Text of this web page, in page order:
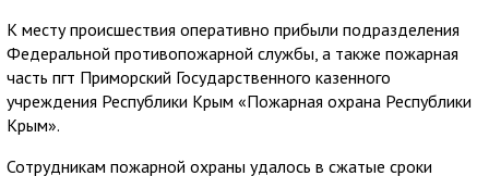
К месту происшествия оперативно прибыли подразделения
Федеральной противопожарной службы, а также пожарная
часть пгт Приморский Государственного казенного
учреждения Республики Крым «Пожарная охрана Республики
Крым».
Сотрудникам пожарной охраны удалось в сжатые сроки